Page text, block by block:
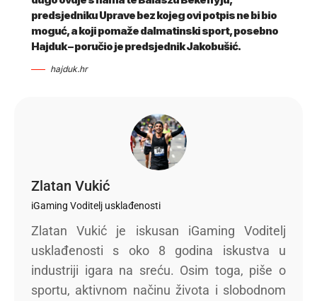
predsjedniku Uprave bez kojeg ovi potpis ne bi bio
moguć, a koji pomaže dalmatinski sport, posebno
Hajduk – poručio je predsjednik Jakobušić.
hajduk.hr
Zlatan Vukić
iGaming Voditelj usklađenosti
Zlatan Vukić je iskusan iGaming Voditelj
usklađenosti s oko 8 godina iskustva u
industriji igara na sreću. Osim toga, piše o
sportu, aktivnom načinu života i slobodnom